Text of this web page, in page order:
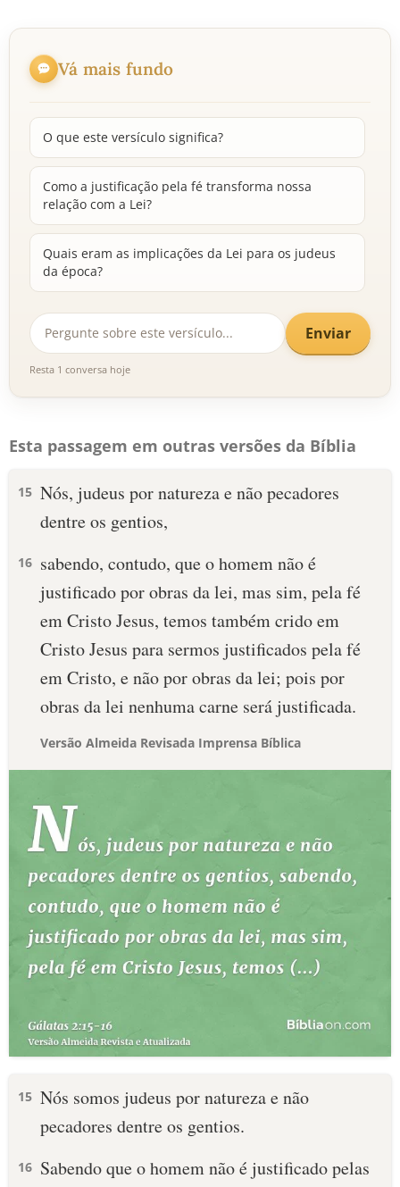
Vá mais fundo
O que este versículo significa?
Como a justificação pela fé transforma nossa
relação com a Lei?
Quais eram as implicações da Lei para os judeus
da época?
Enviar
Resta 1 conversa hoje
Esta passagem em outras versões da Bíblia
15 Nós, judeus por natureza e não pecadores
dentre os gentios,
16 sabendo, contudo, que o homem não é
justificado por obras da lei, mas sim, pela fé
em Cristo Jesus, temos também crido em
Cristo Jesus para sermos justificados pela fé
em Cristo, e não por obras da lei; pois por
obras da lei nenhuma carne será justificada.
Versão Almeida Revisada Imprensa Bíblica
15 Nós somos judeus por natureza e não
pecadores dentre os gentios.
16 Sabendo que o homem não é justificado pelas